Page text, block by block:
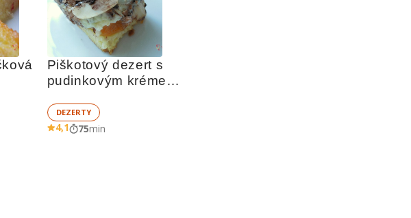
Piškotový dezert s
pudinkovým krémem
DEZERTY
4,1 75min